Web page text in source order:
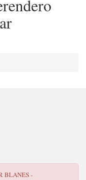
BLANES -